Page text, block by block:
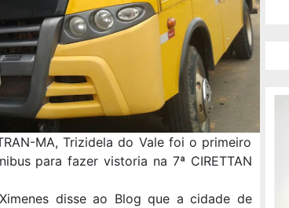
MA, Trizidela do Vale foi o primeiro
para fazer vistoria na 7ª CIRETTAN
disse ao Blog que a cidade de